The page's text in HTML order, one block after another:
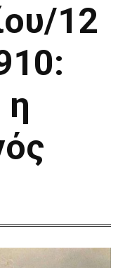
12